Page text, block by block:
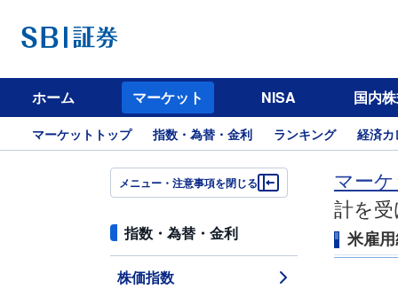
ホーム マーケット NISA 国内
マーケットトップ 指数・為替・金利 ランキング 経済
メニュー・注意事項を閉じる
指数・為替・金利
株価指数
マー
計を
米雇